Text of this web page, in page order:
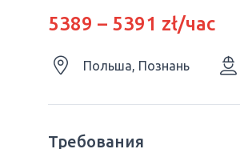
5389 – 5391 zł/час
Польша, Познань
Требования